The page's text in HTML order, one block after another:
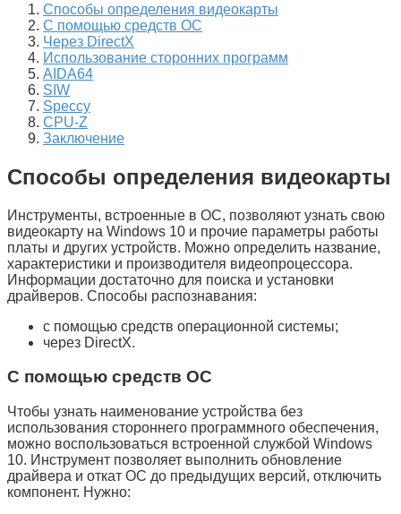
Способы определения видеокарты
С помощью средств ОС
Через DirectX
Использование сторонних программ
AIDA64
SIW
Speccy
CPU-Z
Заключение
Способы определения видеокарты
Инструменты, встроенные в ОС, позволяют узнать свою
видеокарту на Windows 10 и прочие параметры работы
платы и других устройств. Можно определить название,
характеристики и производителя видеопроцессора.
Информации достаточно для поиска и установки
драйверов. Способы распознавания:
с помощью средств операционной системы;
через DirectX.
С помощью средств ОС
Чтобы узнать наименование устройства без
использования стороннего программного обеспечения,
можно воспользоваться встроенной службой Windows
10. Инструмент позволяет выполнить обновление
драйвера и откат ОС до предыдущих версий, отключить
компонент. Нужно: